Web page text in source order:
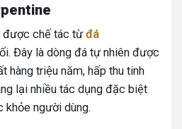
được chế tác từđá
Đây là dòng đá tự nhiên được
hàng triệu năm, hấp thu tinh
lại nhiều tác dụng đặc biệt
người dùng.